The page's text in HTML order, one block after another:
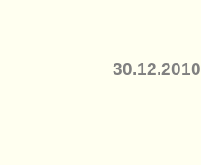
30.12.2010